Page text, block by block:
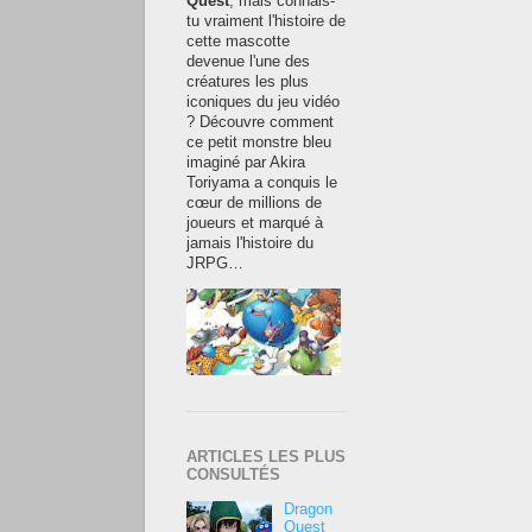
tu vraiment l'histoire de
cette mascotte
devenue l'une des
créatures les plus
iconiques du jeu vidéo
? Découvre comment
ce petit monstre bleu
imaginé par Akira
Toriyama a conquis le
cœur de millions de
joueurs et marqué à
jamais l'histoire du
JRPG…
ARTICLES LES PLUS
CONSULTÉS
Dragon
Quest